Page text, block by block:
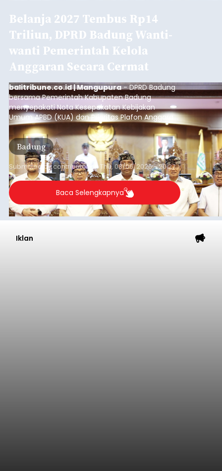
Belanja 2027 Tembus Rp14
Triliun, DPRD Badung Wanti-
wanti Pemerintah Kelola
Anggaran Secara Cermat
balitribune.co.id | Mangupura- DPRD Badung
bersama Pemerintah Kabupaten Badung
menyepakati Nota Kesepakatan Kebijakan
Umum APBD (KUA) dan Prioritas Plafon Anggaran
Sementara (PPAS) Tahun Anggaran 2027 dalam
rapat paripurna yang digelar di Gedung DPRD
Badung, Kamis (6/8/2026).
Badung
Submitted bycontributor onThu, 08/06/2026 - 20:27
Baca Selengkapnya
Iklan